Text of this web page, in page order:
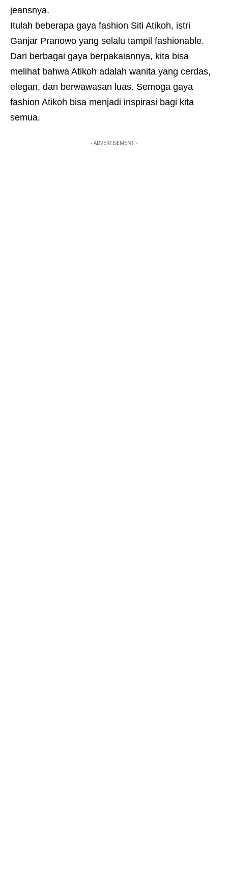
jeansnya.
Itulah beberapa gaya fashion Siti Atikoh, istri
Ganjar Pranowo yang selalu tampil fashionable.
Dari berbagai gaya berpakaiannya, kita bisa
melihat bahwa Atikoh adalah wanita yang cerdas,
elegan, dan berwawasan luas. Semoga gaya
fashion Atikoh bisa menjadi inspirasi bagi kita
semua.
- ADVERTISEMENT -